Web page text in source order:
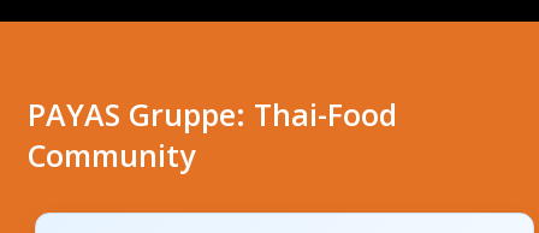
PAYAS Gruppe: Thai-Food
Community